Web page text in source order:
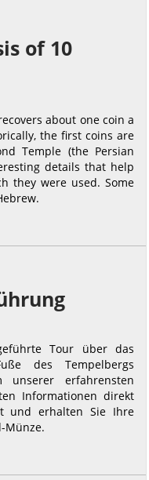
of 10
about one coin a
the first coins are
Temple (the Persian
details that help
they were used. Some
Tour über das
des Tempelbergs
unserer erfahrensten
Informationen direkt
und erhalten Sie Ihre
Münze.